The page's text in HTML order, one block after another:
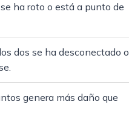
ha roto o está a punto de
dos se ha desconectado o
genera más daño que